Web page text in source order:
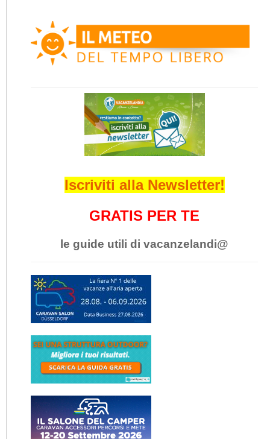
Iscriviti alla Newsletter!
GRATIS PER TE
le guide utili di vacanzelandi@